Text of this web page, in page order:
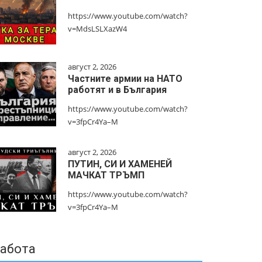
https://www.youtube.com/watch?
v=MdsLSLXazW4
август 2, 2026
Частните армии на НАТО
работят и в България
https://www.youtube.com/watch?
v=3fpCr4Ya–M
август 2, 2026
ПУТИН, СИ И ХАМЕНЕЙ
МАЧКАТ ТРЪМП
https://www.youtube.com/watch?
v=3fpCr4Ya–M